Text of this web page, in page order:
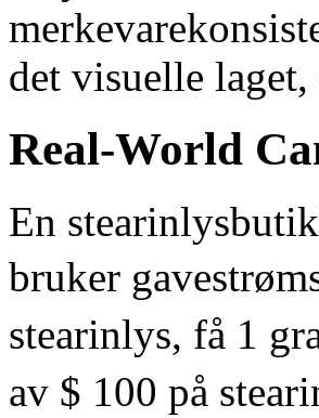
det visuelle
Real-World
En
bruker
stearinlys, få 1
av $ 100 på